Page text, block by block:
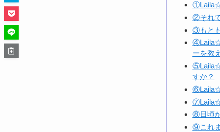
①Laila☆
②それ
③もと
④Laila☆
ーを教
⑤Laila☆
すか？
⑥Laila☆
⑦Laila☆
⑧日頃
⑨これ